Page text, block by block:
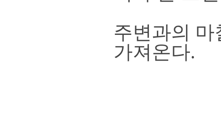
주변과의
가져온다.